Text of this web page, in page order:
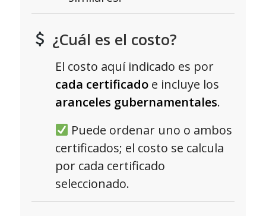
¿Cuál es el costo?
El costo aquí indicado es por
cada certificadoe incluye los
aranceles gubernamentales.
Puede ordenar uno o ambos
certificados; el costo se calcula
por cada certificado
seleccionado.